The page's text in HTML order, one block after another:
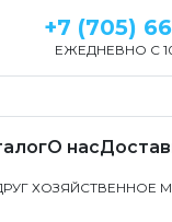
+7 (705)
ЕЖЕДНЕВНО С
О нас
ХОЗЯЙСТВЕННОЕ